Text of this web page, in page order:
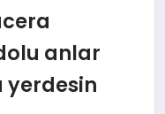
anlar